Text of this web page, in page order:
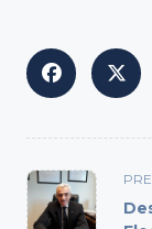
<span
class="nav-